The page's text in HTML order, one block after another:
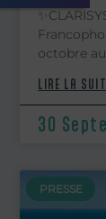
octobre au
LIRE LA
30
PRESSE